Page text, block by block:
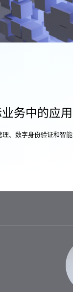
务中的应
、数字身份验证和智